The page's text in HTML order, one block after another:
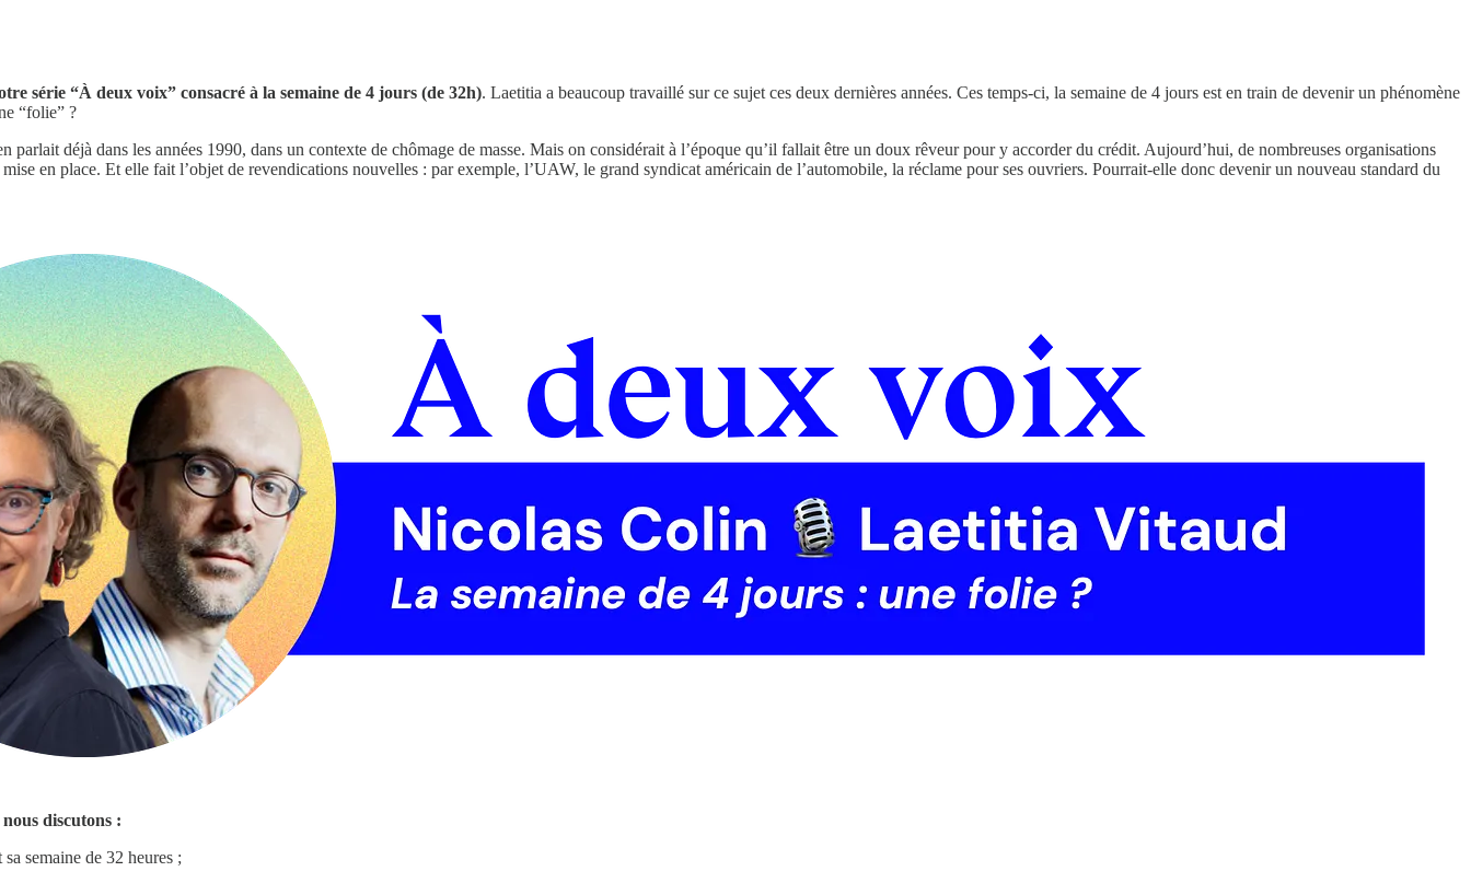
série “À deux voix” consacré à la semaine de 4 jours (de 32h). Laetitia a beaucoup travaillé sur ce sujet ces deux dernières années. Ces temps-ci, la semaine de 4 jours est en train de devenir un phénomène
“folie” ?
parlait déjà dans les années 1990, dans un contexte de chômage de masse. Mais on considérait à l’époque qu’il fallait être un doux rêveur pour y accorder du crédit. Aujourd’hui, de nombreuses organisations
mise en place. Et elle fait l’objet de revendications nouvelles : par exemple, l’UAW, le grand syndicat américain de l’automobile, la réclame pour ses ouvriers. Pourrait-elle donc devenir un nouveau standard du
discutons :
semaine de 32 heures ;